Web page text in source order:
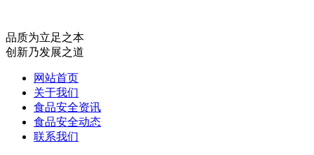
品质为立足之本
创新乃发展之道
网站首页
关于我们
食品安全资讯
食品安全动态
联系我们